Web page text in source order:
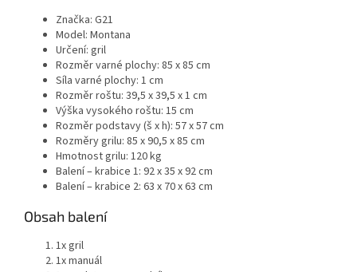
Značka: G21
Model: Montana
Určení: gril
Rozměr varné plochy: 85 x 85 cm
Síla varné plochy: 1 cm
Rozměr roštu: 39,5 x 39,5 x 1 cm
Výška vysokého roštu: 15 cm
Rozměr podstavy (š x h): 57 x 57 cm
Rozměry grilu: 85 x 90,5 x 85 cm
Hmotnost grilu: 120 kg
Balení – krabice 1: 92 x 35 x 92 cm
Balení – krabice 2: 63 x 70 x 63 cm
Obsah balení
1x gril
1x manuál